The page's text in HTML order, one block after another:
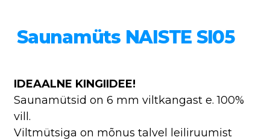
Saunamüts NAISTE SI05
IDEAALNE KINGIIDEE!
Saunamütsid on 6 mm viltkangast e. 100%
vill.
Viltmütsiga on mõnus talvel leiliruumist